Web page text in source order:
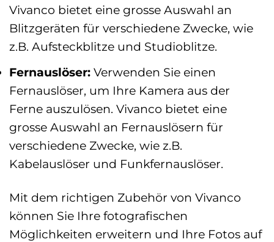
Vivanco bietet eine grosse Auswahl an
Blitzgeräten für verschiedene Zwecke, wie
z.B. Aufsteckblitze und Studioblitze.
Fernauslöser: Verwenden Sie einen
Fernauslöser, um Ihre Kamera aus der
Ferne auszulösen. Vivanco bietet eine
grosse Auswahl an Fernauslösern für
verschiedene Zwecke, wie z.B.
Kabelauslöser und Funkfernauslöser.
Mit dem richtigen Zubehör von Vivanco
können Sie Ihre fotografischen
Möglichkeiten erweitern und Ihre Fotos auf